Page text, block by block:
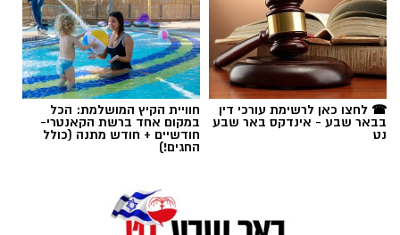
תגים:באר שבע נט, בית החולים סורוקה☎ לחצו כאן לרשימת עורכי דין
בבאר שבע - אינדקס באר שבע
נט
חוויית הקיץ המושלמת: הכל
במקום אחד ברשת הקאנטרי-
חודשיים + חודש מתנה (כולל
החגים!)